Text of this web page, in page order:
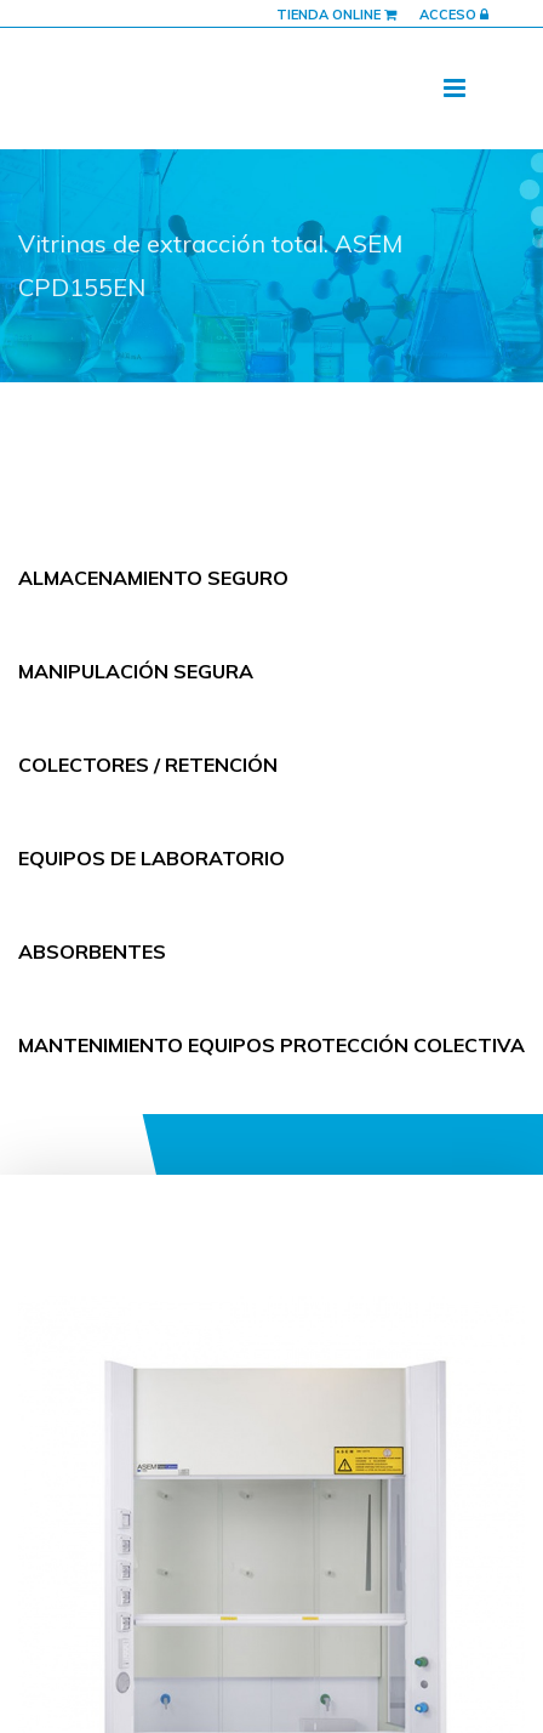
TIENDA ONLINE ACCESO
Vitrinas de extracción total. ASEM
CPD155EN
ALMACENAMIENTO SEGURO
MANIPULACIÓN SEGURA
COLECTORES / RETENCIÓN
EQUIPOS DE LABORATORIO
ABSORBENTES
MANTENIMIENTO EQUIPOS PROTECCIÓN COLECTIVA